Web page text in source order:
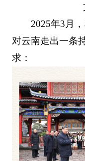
2025年3月
对云南走出一条
求：